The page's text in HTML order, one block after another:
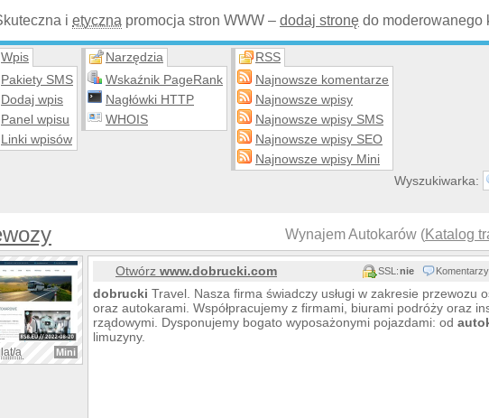
i etyczna promocja stron WWW – dodaj stronę do moderowanego
Wpis
Pakiety SMS
Dodaj wpis
Panel wpisu
Linki wpisów
Narzędzia
Wskaźnik PageRank
Nagłówki HTTP
WHOIS
RSS
Najnowsze komentarze
Najnowsze wpisy
Najnowsze wpisy SMS
Najnowsze wpisy SEO
Najnowsze wpisy Mini
Wyszukiwarka:
Wynajem Autokarów (Katalog
a Mini
Otwórz www.dobrucki.com SSL:nie
dobrucki Travel. Nasza firma świadczy usługi w zakresie przewozu
oraz autokarami. Współpracujemy z firmami, biurami podróży oraz
rządowymi. Dysponujemy bogato wyposażonymi pojazdami: od
limuzyny.